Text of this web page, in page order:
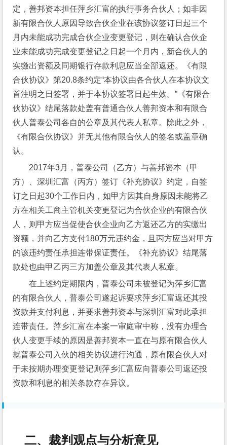
定，善邦资本担任萍乡汇富的执行事务合伙人；如非因
新有限合伙人原因导致合伙企业在该协议签订日起三个
月内未能成功完成合伙企业变更登记，则在确认合伙企
业未能成功完成变更登记之日起一个月内，新合伙人的
实缴出资额及同期银行存款利息应当全部返还。《有限
合伙协议》第20.8条约定“本协议由各合伙人在本协议文
首注明之日签署，并于本协议签署日起生效。”《有限合
伙协议》结尾落款处盖有普通合伙人善邦资本和有限合
伙人普泰公司各自的公章及其代表人私章。除此之外，
《有限合伙协议》并无其他有限合伙人的签名或盖章确
认。
2017年3月，普泰公司（乙方）与善邦资本（甲
方）、深圳汇富（丙方）签订《补充协议》约定，自签
订之日起30个工作日内，如甲方因其自身原因未能将乙
方在相关工商主管机关变更登记为合伙企业的有限合伙
人，则甲方应当促使合伙企业向乙方返还乙方的实缴出
资额，并向乙方支付180万元违约金，且丙方应当对甲方
的该违约责任承担连带保证责任。《补充协议》结尾落
款处也由甲乙丙三方加盖公章及其代表人私章。
在上述约定期限内，普泰公司未被登记为萍乡汇富
的有限合伙人，普泰公司遂起诉要求萍乡汇富返还其投
资款并支付利息，并要求善邦资本与深圳汇富对此承担
连带责任。萍乡汇富在本案一审庭审中称，没有办理合
伙人变更手续的原因是善邦资本一直在与原有限合伙人
就普泰公司入伙的相关协议进行沟通，原有限合伙人对
于未按期办理变更登记则萍乡汇富应向普泰公司返还投
资款和利息的相关条款存在异议。
二、裁判观点与分析意见